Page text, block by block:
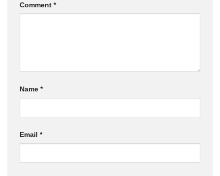
Comment *
Name *
Email *